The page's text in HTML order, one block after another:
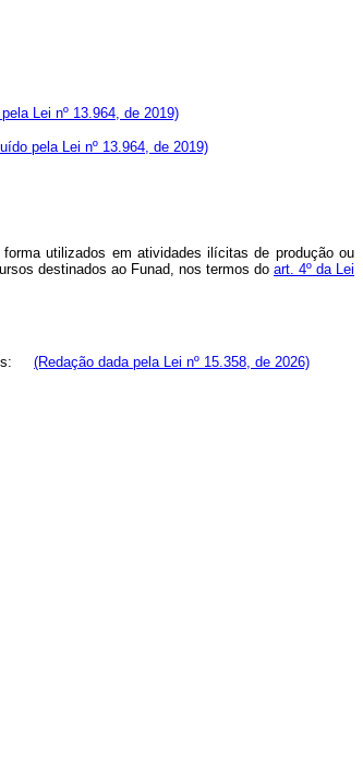
Lei nº 13.964, de 2019)
pela Lei nº 13.964, de 2019)
utilizados em atividades ilícitas de produção ou
destinados ao Funad, nos termos do art. 4º da Lei
(Redação dada pela Lei nº 15.358, de 2026)